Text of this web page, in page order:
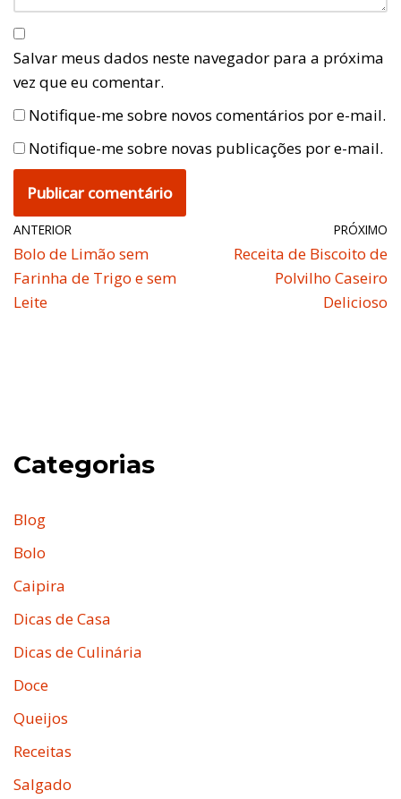
Salvar meus dados neste navegador para a próxima
vez que eu comentar.
Notifique-me sobre novos comentários por e-mail.
Notifique-me sobre novas publicações por e-mail.
ANTERIOR
Bolo de Limão sem
Farinha de Trigo e sem
Leite
PRÓXIMO
Receita de Biscoito de
Polvilho Caseiro
Delicioso
Categorias
Blog
Bolo
Caipira
Dicas de Casa
Dicas de Culinária
Doce
Queijos
Receitas
Salgado